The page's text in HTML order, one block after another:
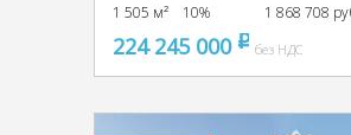
1 505 м² 10% 1 868 708
224 245 000 pуббез НДС